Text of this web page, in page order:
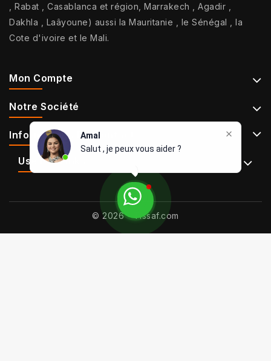
Amal
Salut , je peux vous aider ?
, Rabat , Casablanca et région, Marrakech , Agadir ,
Dakhla , Laâyoune) aussi la Mauritanie , le Sénégal , la
Cote d'ivoire et le Mali.
Mon Compte
Notre Société
Informations De Contact
Use Full Links
© 2026 - Tissaf.com